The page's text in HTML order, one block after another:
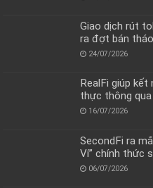
Giao dịch rút
ra đợt bán
24/07/2026
RealFi giúp
thực thông qua
16/07/2026
SecondFi ra
Ví” chính thức
06/07/2026